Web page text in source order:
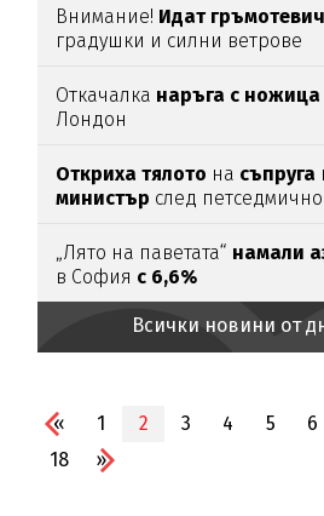
Внимание! Идат
градушки и силни ветрове
Откачалка наръга с
Лондон
Откриха тялото на съпруга
министър след
„Лято на паветата“ намали
в София с 6,6%
Всички новини от
« 1 2 3 4 5 6
18
»